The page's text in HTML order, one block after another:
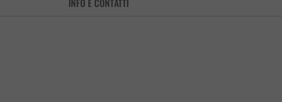
INFO E CONTATTI